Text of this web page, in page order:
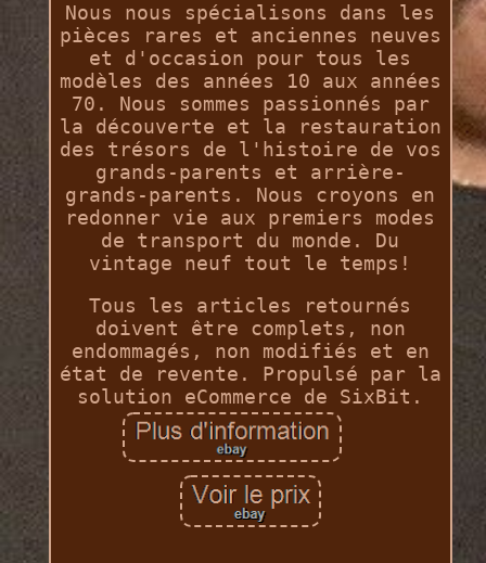
Nous nous spécialisons dans les
pièces rares et anciennes neuves
et d'occasion pour tous les
modèles des années 10 aux années
70. Nous sommes passionnés par
la découverte et la restauration
des trésors de l'histoire de vos
grands-parents et arrière-
grands-parents. Nous croyons en
redonner vie aux premiers modes
de transport du monde. Du
vintage neuf tout le temps!
Tous les articles retournés
doivent être complets, non
endommagés, non modifiés et en
état de revente. Propulsé par la
solution eCommerce de SixBit.